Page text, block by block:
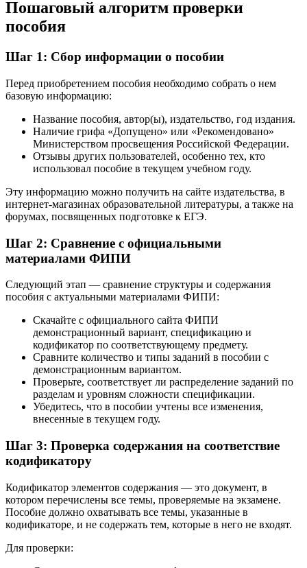
Пошаговый алгоритм проверки
пособия
Шаг 1: Сбор информации о пособии
Перед приобретением пособия необходимо собрать о нем
базовую информацию:
Название пособия, автор(ы), издательство, год издания.
Наличие грифа «Допущено» или «Рекомендовано»
Министерством просвещения Российской Федерации.
Отзывы других пользователей, особенно тех, кто
использовал пособие в текущем учебном году.
Эту информацию можно получить на сайте издательства, в
интернет-магазинах образовательной литературы, а также на
форумах, посвященных подготовке к ЕГЭ.
Шаг 2: Сравнение с официальными
материалами ФИПИ
Следующий этап — сравнение структуры и содержания
пособия с актуальными материалами ФИПИ:
Скачайте с официального сайта ФИПИ
демонстрационный вариант, спецификацию и
кодификатор по соответствующему предмету.
Сравните количество и типы заданий в пособии с
демонстрационным вариантом.
Проверьте, соответствует ли распределение заданий по
разделам и уровням сложности спецификации.
Убедитесь, что в пособии учтены все изменения,
внесенные в текущем году.
Шаг 3: Проверка содержания на соответствие
кодификатору
Кодификатор элементов содержания — это документ, в
котором перечислены все темы, проверяемые на экзамене.
Пособие должно охватывать все темы, указанные в
кодификаторе, и не содержать тем, которые в него не входят.
Для проверки: